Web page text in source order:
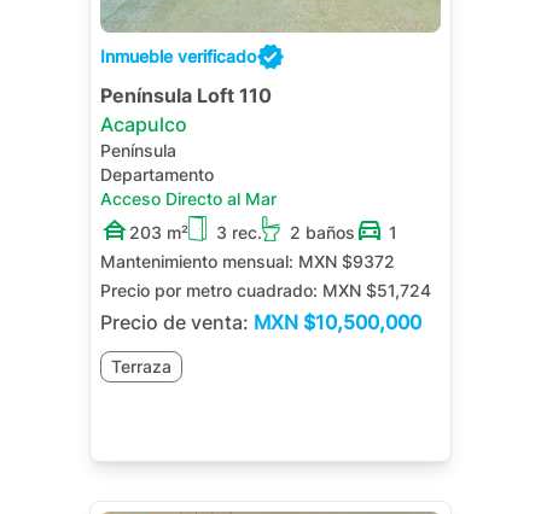
Inmueble verificado
Península Loft 110
Acapulco
Península
Departamento
Acceso Directo al Mar
203 m²
3 rec. 2 baños
1
Mantenimiento mensual: MXN $9372
Precio por metro cuadrado: MXN $51,724
Precio de venta: MXN $10,500,000
Terraza